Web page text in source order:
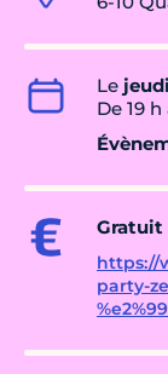
Le
De 19 h
Gratuit
https://
party-